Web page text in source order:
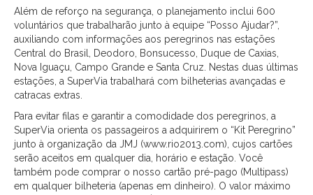
Além de reforço na segurança, o planejamento inclui 600
voluntários que trabalharão junto à equipe “Posso Ajudar?”,
auxiliando com informações aos peregrinos nas estações
Central do Brasil, Deodoro, Bonsucesso, Duque de Caxias,
Nova Iguaçu, Campo Grande e Santa Cruz. Nestas duas últimas
estações, a SuperVia trabalhará com bilheterias avançadas e
catracas extras.
Para evitar filas e garantir a comodidade dos peregrinos, a
SuperVia orienta os passageiros a adquirirem o “Kit Peregrino”
junto à organização da JMJ (www.rio2013.com), cujos cartões
serão aceitos em qualquer dia, horário e estação. Você
também pode comprar o nosso cartão pré-pago (Multipass)
em qualquer bilheteria (apenas em dinheiro). O valor máximo